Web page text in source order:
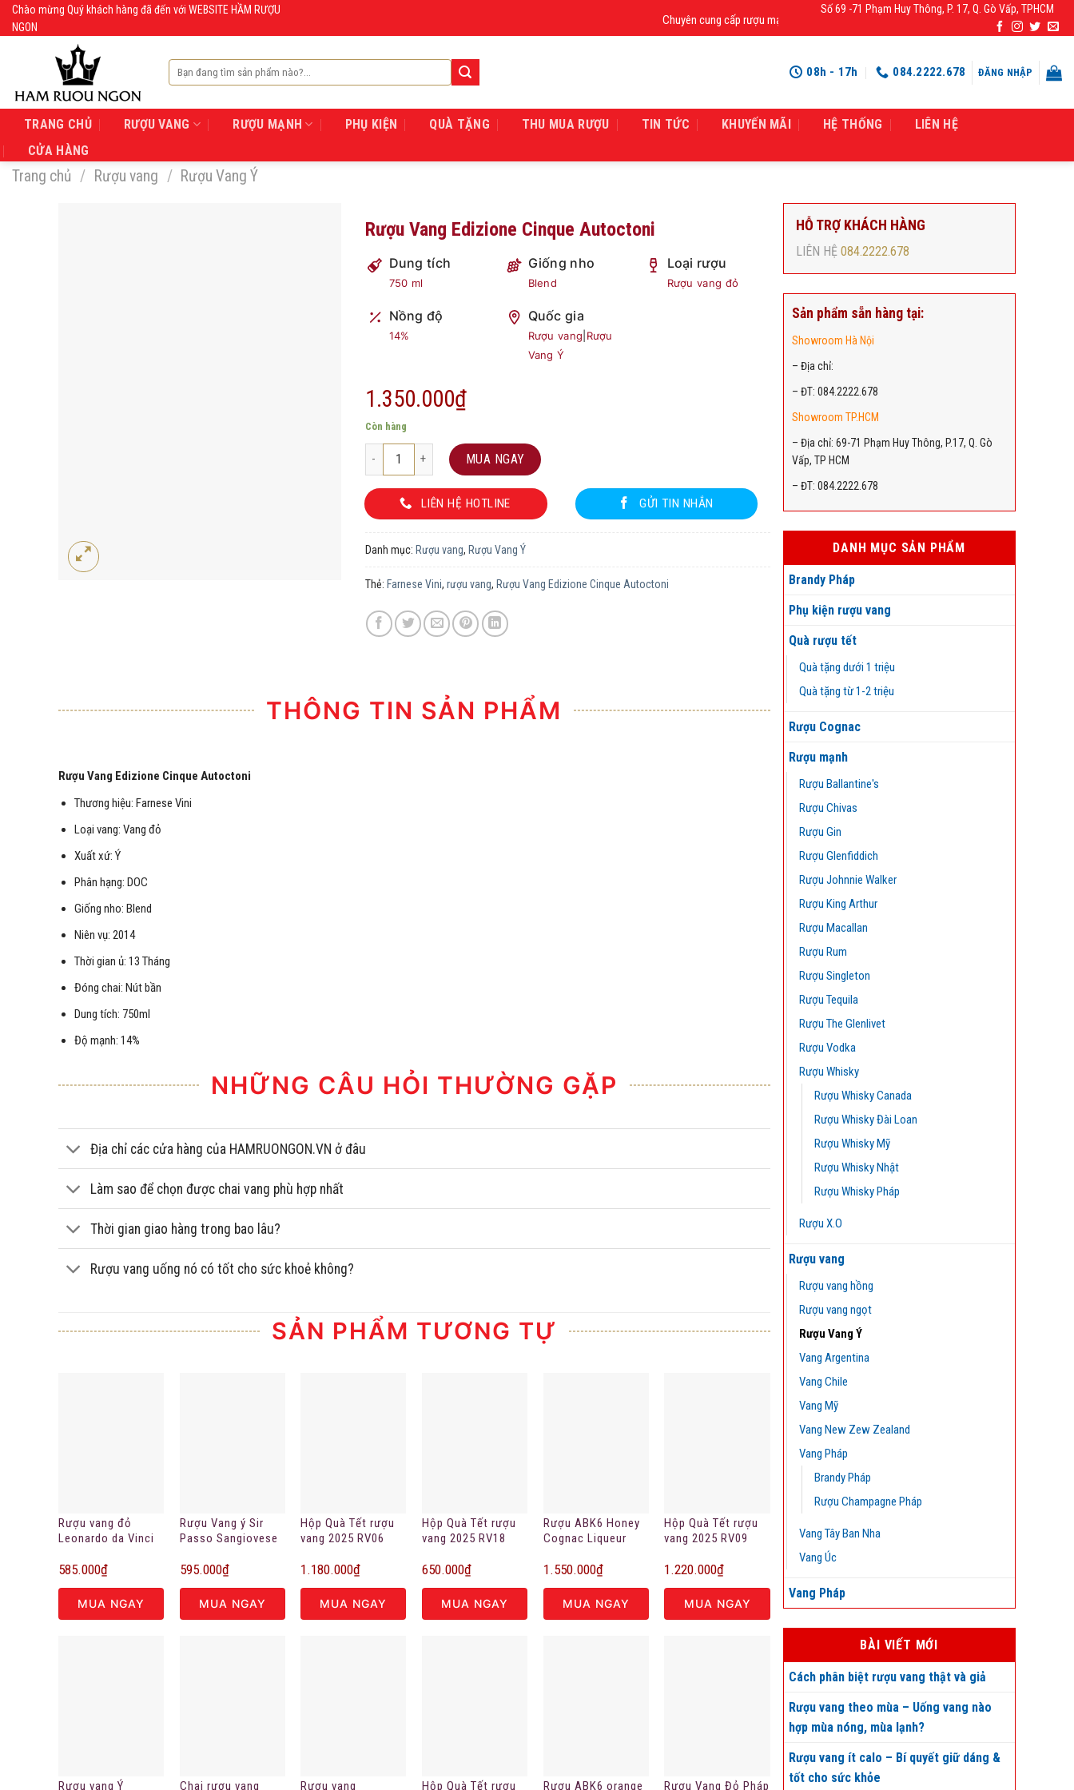
SkipChào mừng Quý khách hàng đã đến với WEBSITE HẦM RƯỢU
NGON
Chuyên cung cấp rượu mạnh chính hãng, rượu vang nhập khẩu cao cấp chính hãng giá rẻ số 1
Số 69 -71 Phạm Huy Thông, P. 17, Q. Gò Vấp, TPHCM
Tìm
kiếm:
08h - 17h 084.2222.678 ĐĂNG NHẬP
TRANG CHỦ RƯỢU VANG RƯỢU MẠNH PHỤ KIỆN QUÀ TẶNG THU MUA RƯỢU TIN TỨC KHUYẾN MÃI HỆ THỐNG
LIÊN HỆ
CỬA HÀNG
Trang chủ / Rượu vang / Rượu Vang Ý
HỖ TRỢ KHÁCH HÀNG
LIÊN HỆ 084.2222.678
Sản phẩm sẵn hàng tại:
Showroom Hà Nội
– Địa chỉ:
– ĐT: 084.2222.678
Showroom TP.HCM
– Địa chỉ: 69-71 Phạm Huy Thông, P.17, Q. Gò
Vấp, TP HCM
– ĐT: 084.2222.678
DANH MỤC SẢN PHẨM
Brandy Pháp
Phụ kiện rượu vang
Quà rượu tết
Quà tặng dưới 1 triệu
Quà tặng từ 1-2 triệu
Rượu Cognac
Rượu mạnh
Rượu Ballantine's
Rượu Chivas
Rượu Gin
Rượu Glenfiddich
Rượu Johnnie Walker
Rượu King Arthur
Rượu Macallan
Rượu Rum
Rượu Singleton
Rượu Tequila
Rượu The Glenlivet
Rượu Vodka
Rượu Whisky
Rượu Whisky Canada
Rượu Whisky Đài Loan
Rượu Whisky Mỹ
Rượu Whisky Nhật
Rượu Whisky Pháp
Rượu X.O
Rượu vang
Rượu vang hồng
Rượu vang ngọt
Rượu Vang Ý
Vang Argentina
Vang Chile
Vang Mỹ
Vang New Zew Zealand
Vang Pháp
Brandy Pháp
Rượu Champagne Pháp
Vang Tây Ban Nha
Vang Úc
Vang Pháp
BÀI VIẾT MỚI
Cách phân biệt rượu vang thật và giả
Rượu vang theo mùa – Uống vang nào
hợp mùa nóng, mùa lạnh?
Rượu vang ít calo – Bí quyết giữ dáng &
tốt cho sức khỏe
Rượu Vang Edizione Cinque Autoctoni
Dung tích
750 ml
Giống nho
Blend
Loại rượu
Rượu vang đỏ
Nồng độ
14%
Quốc gia
Rượu vang Rượu
Vang Ý
1.350.000₫
Còn hàng
Rượu Vang Edizione Cinque Autoctoni số lượng
MUA NGAY
LIÊN HỆ HOTLINE GỬI TIN NHẮN
Danh mục: Rượu vang, Rượu Vang Ý
Thẻ: Farnese Vini, rượu vang, Rượu Vang Edizione Cinque Autoctoni
THÔNG TIN SẢN PHẨM
Rượu Vang Edizione Cinque Autoctoni
Thương hiệu: Farnese Vini
Loại vang: Vang đỏ
Xuất xứ: Ý
Phân hạng: DOC
Giống nho: Blend
Niên vụ: 2014
Thời gian ủ: 13 Tháng
Đóng chai: Nút bần
Dung tích: 750ml
Độ mạnh: 14%
NHỮNG CÂU HỎI THƯỜNG GẶP
Địa chỉ các cửa hàng của HAMRUONGON.VN ở đâu
Làm sao để chọn được chai vang phù hợp nhất
Thời gian giao hàng trong bao lâu?
Rượu vang uống nó có tốt cho sức khoẻ không?
SẢN PHẨM TƯƠNG TỰ
Rượu vang đỏ
Leonardo da Vinci
Toscano
585.000₫
MUA NGAY
Rượu Vang ý Sir
Passo Sangiovese
595.000₫
MUA NGAY
Hộp Quà Tết rượu
vang 2025 RV06
1.180.000₫
MUA NGAY
Hộp Quà Tết rượu
vang 2025 RV18
650.000₫
MUA NGAY
Rượu ABK6 Honey
Cognac Liqueur
1.550.000₫
MUA NGAY
Hộp Quà Tết rượu
vang 2025 RV09
1.220.000₫
MUA NGAY
Rượu vang Ý
Chai rượu vang
Rượu vang
Hộp Quà Tết rượu
Rượu ABK6 orange
Rượu Vang Đỏ Pháp